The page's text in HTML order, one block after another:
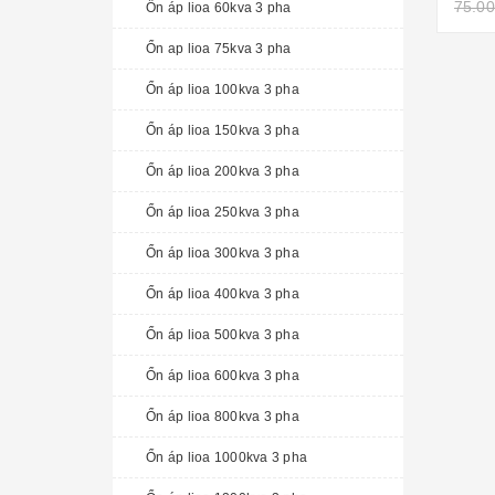
Ổn áp lioa 60kva 3 pha
Ổn ap lioa 75kva 3 pha
Ổn áp lioa 100kva 3 pha
Ổn áp lioa 150kva 3 pha
Ổn áp lioa 200kva 3 pha
Ổn áp lioa 250kva 3 pha
Ổn áp lioa 300kva 3 pha
Ổn áp lioa 400kva 3 pha
Ổn áp lioa 500kva 3 pha
Ổn áp lioa 600kva 3 pha
Ổn áp lioa 800kva 3 pha
Ổn áp lioa 1000kva 3 pha